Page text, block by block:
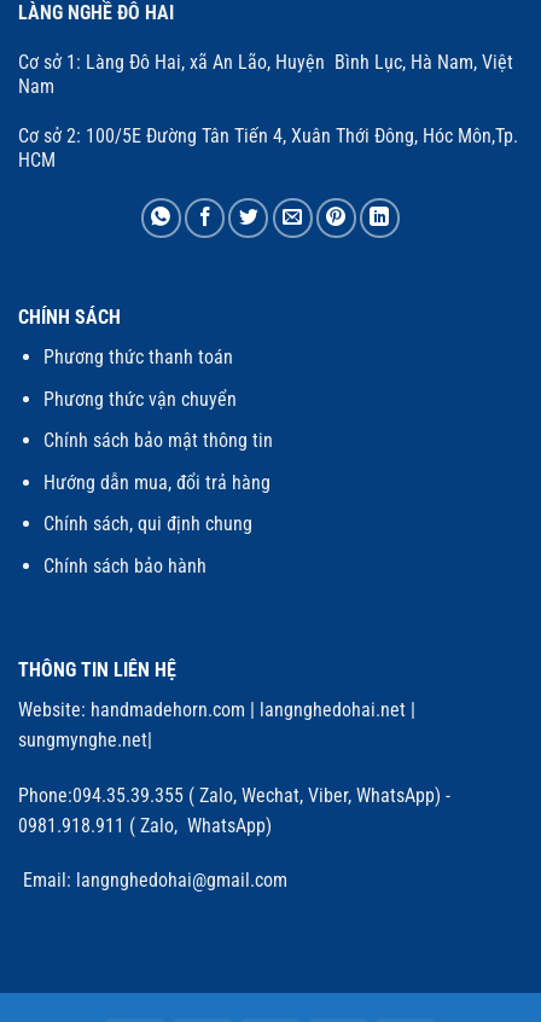
LÀNG NGHỀ ĐÔ HAI
Cơ sở 1: Làng Đô Hai, xã An Lão, Huyện Bình Lục, Hà Nam, Việt
Nam
Cơ sở 2: 100/5E Đường Tân Tiến 4, Xuân Thới Đông, Hóc Môn,Tp.
HCM
CHÍNH SÁCH
Phương thức thanh toán
Phương thức vận chuyển
Chính sách bảo mật thông tin
Hướng dẫn mua, đổi trả hàng
Chính sách, qui định chung
Chính sách bảo hành
THÔNG TIN LIÊN HỆ
Website: handmadehorn.com | langnghedohai.net |
sungmynghe.net|
Phone:094.35.39.355 ( Zalo, Wechat, Viber, WhatsApp) -
0981.918.911 ( Zalo, WhatsApp)
Email: langnghedohai@gmail.com